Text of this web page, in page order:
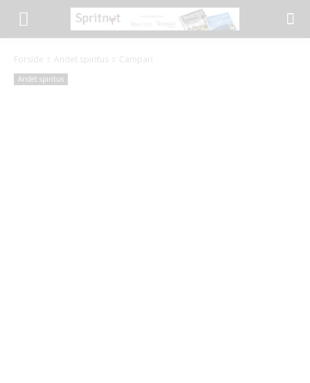
Forside Andet spiritus Campari
Andet spiritus